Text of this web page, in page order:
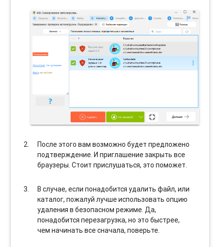
После этого вам возможно будет предложено
подтверждение. И приглашение закрыть все
браузеры. Стоит прислушаться, это поможет.
В случае, если понадобится удалить файл, или
каталог, пожалуй лучше использовать опцию
удаления в безопасном режиме. Да,
понадобится перезагрузка, но это быстрее,
чем начинать все сначала, поверьте.